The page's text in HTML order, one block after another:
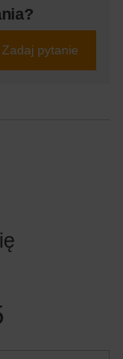
Zadaj pytanie